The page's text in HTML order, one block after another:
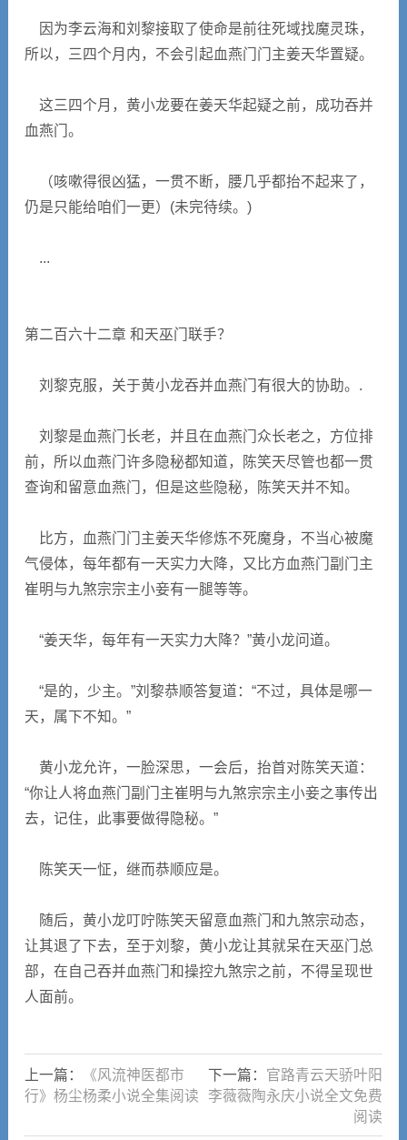
因为李云海和刘黎接取了使命是前往死域找魔灵珠，
所以，三四个月内，不会引起血燕门门主姜天华置疑。
这三四个月，黄小龙要在姜天华起疑之前，成功吞并
血燕门。
（咳嗽得很凶猛，一贯不断，腰几乎都抬不起来了，
仍是只能给咱们一更）(未完待续。)
...
第二百六十二章 和天巫门联手？
刘黎克服，关于黄小龙吞并血燕门有很大的协助。.
刘黎是血燕门长老，并且在血燕门众长老之，方位排
前，所以血燕门许多隐秘都知道，陈笑天尽管也都一贯
查询和留意血燕门，但是这些隐秘，陈笑天并不知。
比方，血燕门门主姜天华修炼不死魔身，不当心被魔
气侵体，每年都有一天实力大降，又比方血燕门副门主
崔明与九煞宗宗主小妾有一腿等等。
“姜天华，每年有一天实力大降？”黄小龙问道。
“是的，少主。”刘黎恭顺答复道：“不过，具体是哪一
天，属下不知。”
黄小龙允许，一脸深思，一会后，抬首对陈笑天道：
“你让人将血燕门副门主崔明与九煞宗宗主小妾之事传出
去，记住，此事要做得隐秘。”
陈笑天一怔，继而恭顺应是。
随后，黄小龙叮咛陈笑天留意血燕门和九煞宗动态，
让其退了下去，至于刘黎，黄小龙让其就呆在天巫门总
部，在自己吞并血燕门和操控九煞宗之前，不得呈现世
人面前。
上一篇：
《风流神医都市
行》杨尘杨柔小说全集阅读
下一篇： 官路青云天骄叶阳
李薇薇陶永庆小说全文免费
阅读